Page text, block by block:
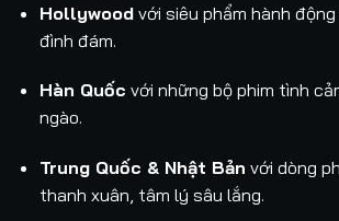
Hollywoodvới siêu phẩm hành
đình đám.
Hàn Quốc với những bộ phim tình
ngào.
Trung Quốc & Nhật Bản với dòng
thanh xuân, tâm lý sâu lắng.